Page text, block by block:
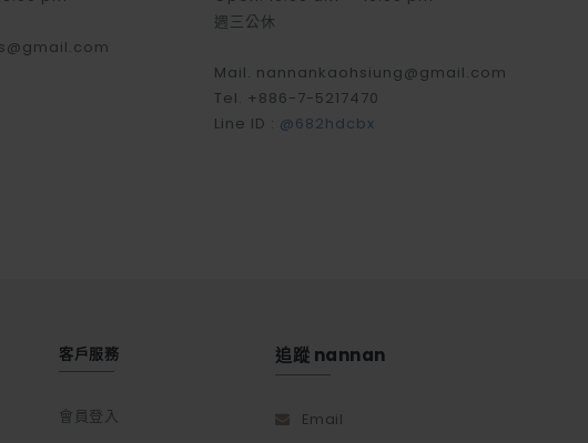
週三公休
Mail. nannankaohsiung@gmail.com
Tel. +886-7-5217470
Line ID : @682hdcbx
客戶服務
會員登入
追蹤 nannan
Email